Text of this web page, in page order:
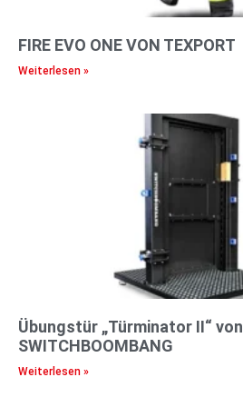
FIRE EVO ONE VON TEXPORT
Weiterlesen »
Übungstür „Türminator II“ von
SWITCHBOOMBANG
Weiterlesen »